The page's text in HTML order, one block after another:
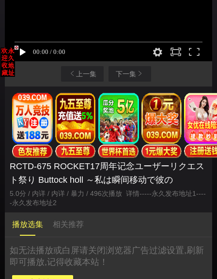
上一集 下一集
RCTD-675 ROCKET17周年记念ユーザーリクエス
ト祭り Buttock holl ～私は瞬间移动で彼の
5.0分 / 内详 / 内详 / 暴力 / 496次播放 详情-----永久发布地址1----
-永久发布地址2
播放选集 相关推荐
如无法播放或白屏请关闭浏览器广告过滤设置,刷新
即可播放,记得收藏本站！